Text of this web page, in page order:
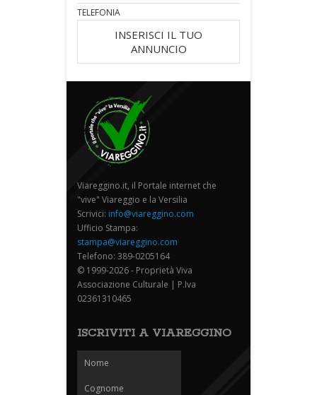
TELEFONIA
INSERISCI IL TUO
ANNUNCIO
Viareggino.it, il Portale internet che
"vive" Viareggio e la Versilia
Scrivici: info@viareggino.com
Ufficio Stampa:
stampa@viareggino.com
Telefono: 389-0205164
© 1999-2026 - Proprietà Viva
Associazione Culturale | P.Iva
02361310465
ISCRIVITI A VIAREGGINO